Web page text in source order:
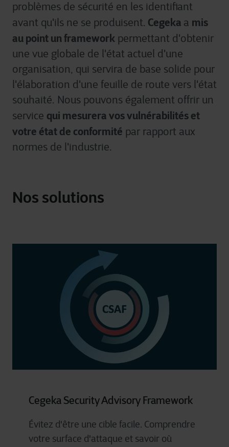
problèmes de sécurité en les identifiant
avant qu'ils ne se produisent. Cegeka a mis
au point unframework permettant d'obtenir
une vue globale de l'état actuel d'une
organisation, qui servira de base solide pour
l'élaboration d'une feuille de route vers l'état
souhaité. Nous pouvons également offrir un
service qui mesurera vos vulnérabilités et
votre état de conformité par rapport aux
normes de l'industrie.
Nos solutions
Cegeka Security Advisory Framework
Évitez d'être une cible facile. Comprendre
votre surface d'attaque et savoir où